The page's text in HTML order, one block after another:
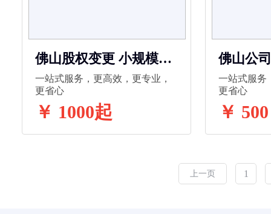
佛山股权变更 小规模代
理记账 公司注册 代理记
账 工商变更 法人变更
一站式服务，更高效，更专业，
更省心
￥ 1000起
佛山公
代理记
变更
一站式服务
更省心
￥ 500
上一页 1